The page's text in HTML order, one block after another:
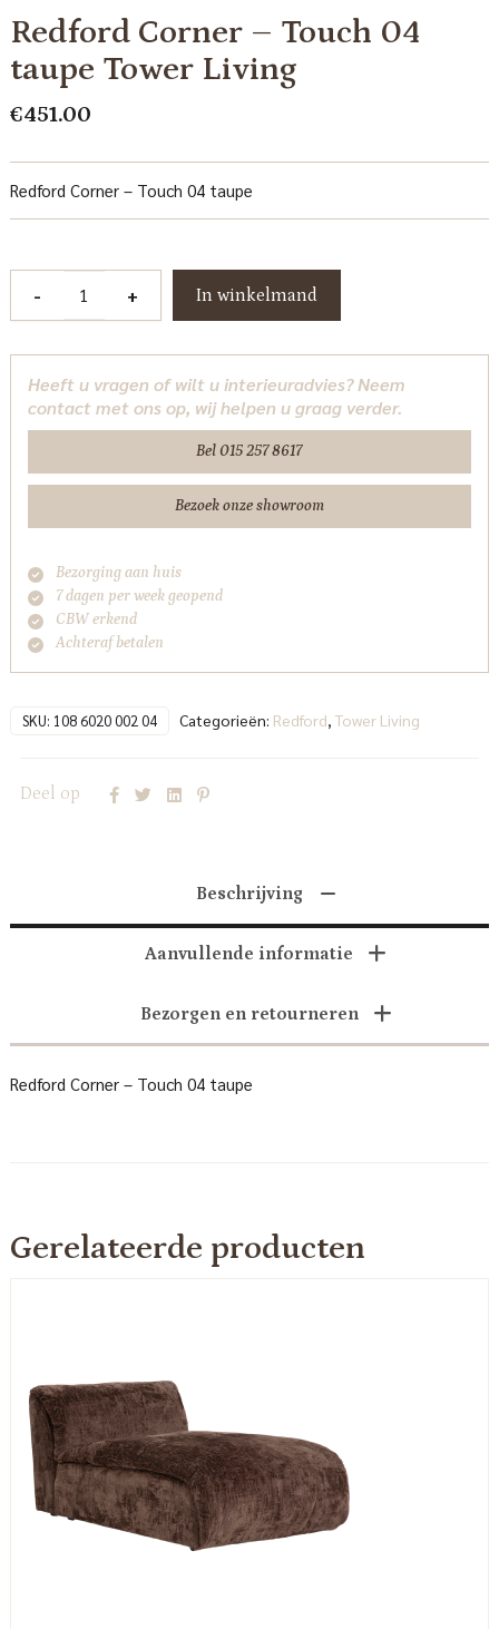
Redford Corner – Touch 04
taupe Tower Living
€451.00
Redford Corner – Touch 04 taupe
-
Touch
taupe
Living
+ In winkelmand
Heeft u vragen of wilt u interieuradvies? Neem
contact met ons op, wij helpen u graag verder.
Bel 015 257 8617
Bezoek onze showroom
Bezorging aan huis
7 dagen per week geopend
CBW erkend
Achteraf betalen
SKU: 108 6020 002 04 Categorieën: Redford, Tower Living
Deel op
Beschrijving
Aanvullende informatie
Bezorgen en retourneren
Redford Corner – Touch 04 taupe
Gerelateerde producten